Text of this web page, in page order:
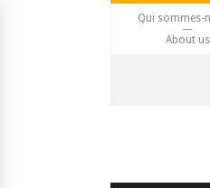
Qui sommes-
About us